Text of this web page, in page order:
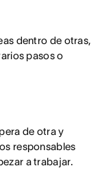
dentro de otras,
pasos o
de otra y
responsables
a trabajar.